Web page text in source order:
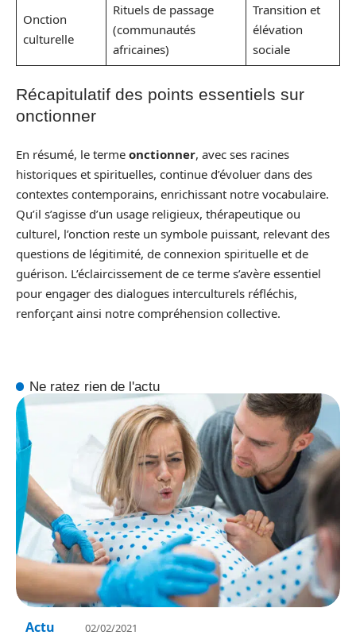
Onction
culturelle
Rituels de passage
(communautés
africaines)
Transition et
élévation
sociale
Récapitulatif des points essentiels sur
onctionner
En résumé, le terme onctionner, avec ses racines
historiques et spirituelles, continue d’évoluer dans des
contextes contemporains, enrichissant notre vocabulaire.
Qu’il s’agisse d’un usage religieux, thérapeutique ou
culturel, l’onction reste un symbole puissant, relevant des
questions de légitimité, de connexion spirituelle et de
guérison. L’éclaircissement de ce terme s’avère essentiel
pour engager des dialogues interculturels réfléchis,
renforçant ainsi notre compréhension collective.
Ne ratez rien de l'actu
Actu 02/02/2021